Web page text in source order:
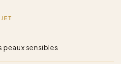
peaux sensibles